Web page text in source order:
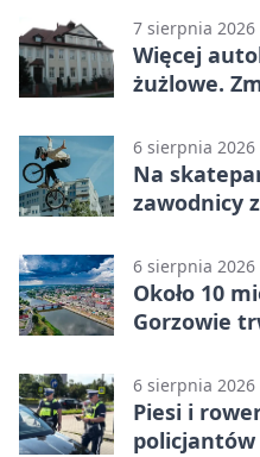
7 sierpnia 2026
Więcej
żużlowe.
6 sierpnia 2026
Na
zawodnicy
6 sierpnia 2026
Około 10
Gorzowie
6 sierpnia 2026
Piesi i
policjantów